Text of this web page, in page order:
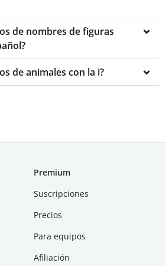
de nombres de figuras
de animales con la i?
Premium
Suscripciones
Precios
Para equipos
Afiliación